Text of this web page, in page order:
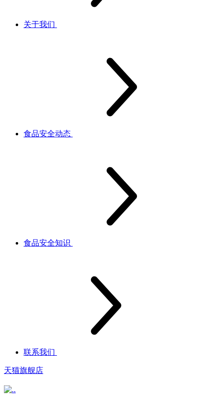
关于我们
食品安全动态
食品安全知识
联系我们
天猫旗舰店